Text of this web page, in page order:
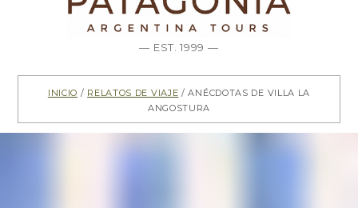
— EST. 1999 —
Inicio / Relatos de viaje / Anécdotas de Villa La
Angostura